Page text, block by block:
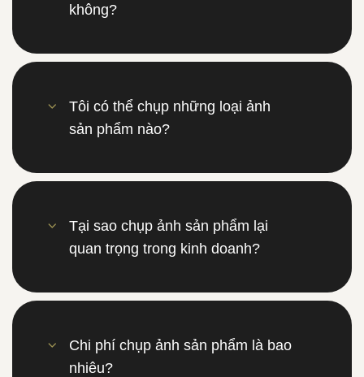
không?
Tôi có thể chụp những loại ảnh
sản phẩm nào?
Tại sao chụp ảnh sản phẩm lại
quan trọng trong kinh doanh?
Chi phí chụp ảnh sản phẩm là bao
nhiêu?